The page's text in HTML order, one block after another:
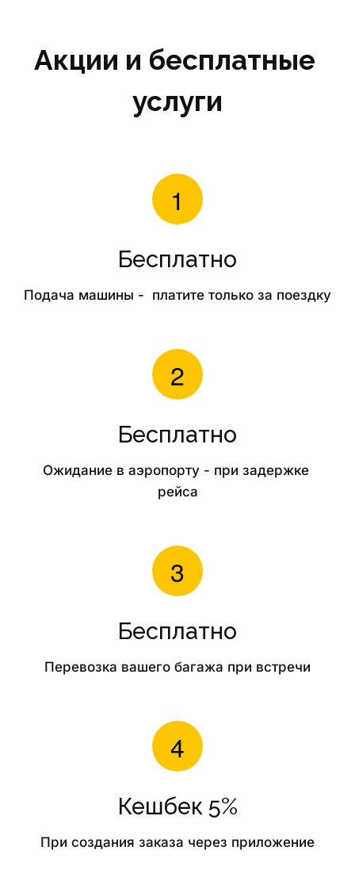
Акции и бесплатные
услуги
Бесплатно
Подача машины -  платите только за поездку
Бесплатно
Ожидание в аэропорту - при задержке
рейса
Бесплатно
Перевозка вашего багажа при встречи
Кешбек 5%
При создания заказа через приложение